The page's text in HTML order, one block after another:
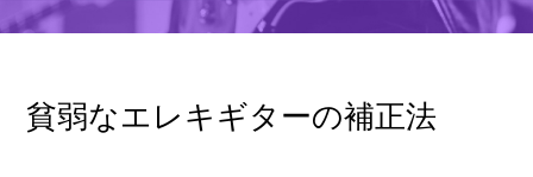
貧弱なエレキギターの補正法